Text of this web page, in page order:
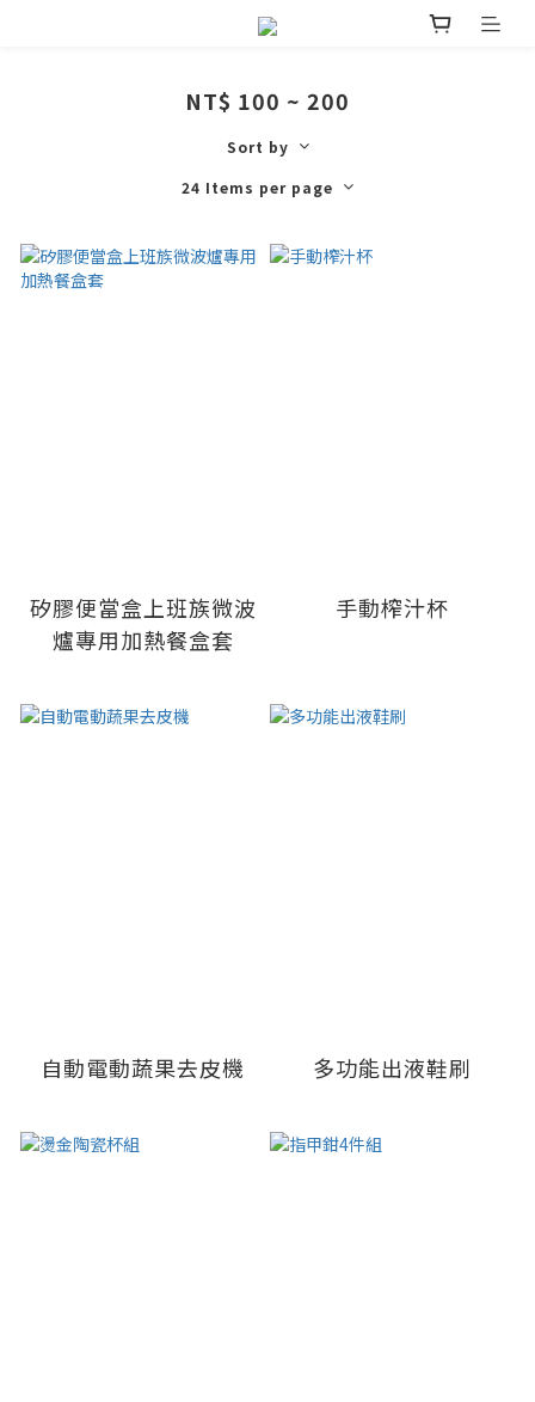
NT$ 100 ~ 200
Sort by
24 Items per page
矽膠便當盒上班族微波
爐專用加熱餐盒套
手動榨汁杯
自動電動蔬果去皮機 多功能出液鞋刷